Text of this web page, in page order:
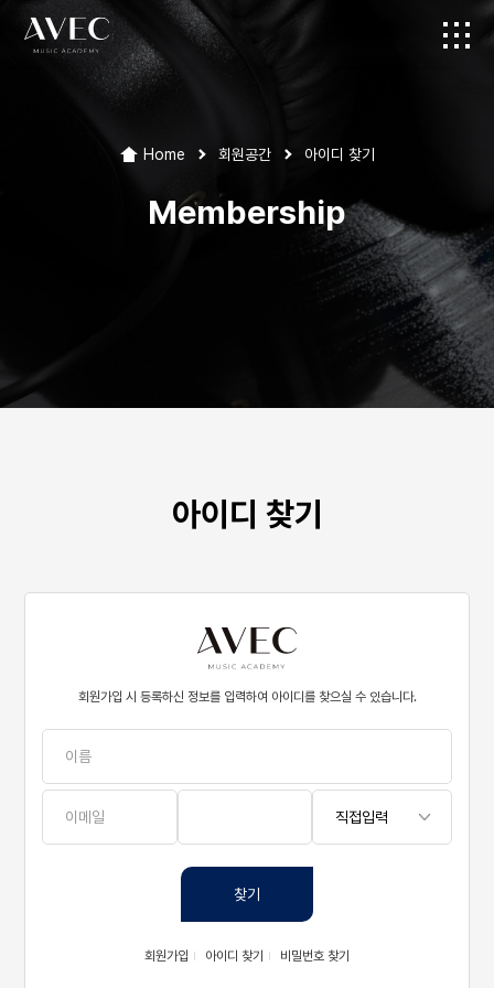
Home 회원공간 아이디 찾기
Membership
아이디 찾기
회원가입 시 등록하신 정보를 입력하여 아이디를 찾으실 수 있습니다.
찾기
회원가입 아이디 찾기 비밀번호 찾기